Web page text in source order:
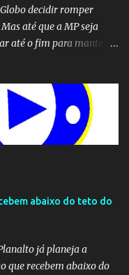
decidir romper
até que a MP seja
até o fim para manter o
abaixo do teto do
já planeja a
que recebem abaixo do